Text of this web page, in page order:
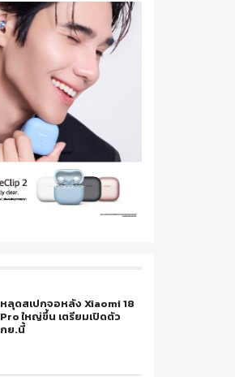
หลุดสเปกจอหลัง Xiaomi 18
Pro ใหญ่ขึ้น เตรียมเปิดตัว
กย.นี้